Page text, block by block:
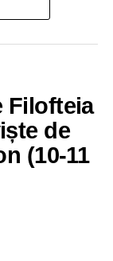
Dâmbovița”,
pentru
Filofteia
de
(10-11